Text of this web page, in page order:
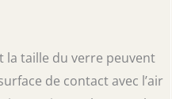
la taille du verre peuvent
de contact avec l’air